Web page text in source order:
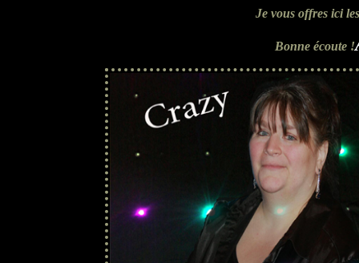
Je vous offres ici
Bonne écoute !